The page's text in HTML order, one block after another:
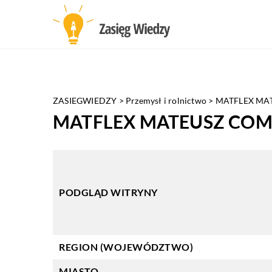
ZASIEGWIEDZY > Przemysł i rolnictwo > MATFLEX
MATFLEX MATEUSZ
PODGLĄD WITRYNY
REGION (WOJEWÓDZTWO)